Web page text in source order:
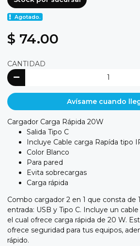
Agotado.
$ 74.00
CANTIDAD
Avísame cuando
Cargador Carga Rápida 20W
Salida Tipo C
Incluye Cable carga Rapída tipo
Color Blanco
Para pared
Evita sobrecargas
Carga rápida
Combo cargador 2 en 1 que consta de
entrada: USB y Tipo C. Incluye un
el cual ofrece carga rápida de 20 W.
ofrece seguridad para tus equipos,
rápido.